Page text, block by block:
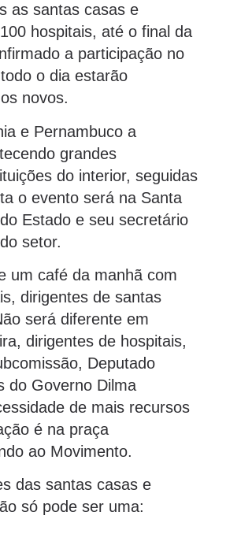
as santas casas e
hospitais, até o final da
a participação no
o dia estarão
novos.
e Pernambuco a
grandes
do interior, seguidas
o evento será na Santa
Estado e seu secretário
setor.
um café da manhã com
dirigentes de santas
será diferente em
dirigentes de hospitais,
Deputado
do Governo Dilma
de mais recursos
é na praça
ao Movimento.
das santas casas e
só pode ser uma: